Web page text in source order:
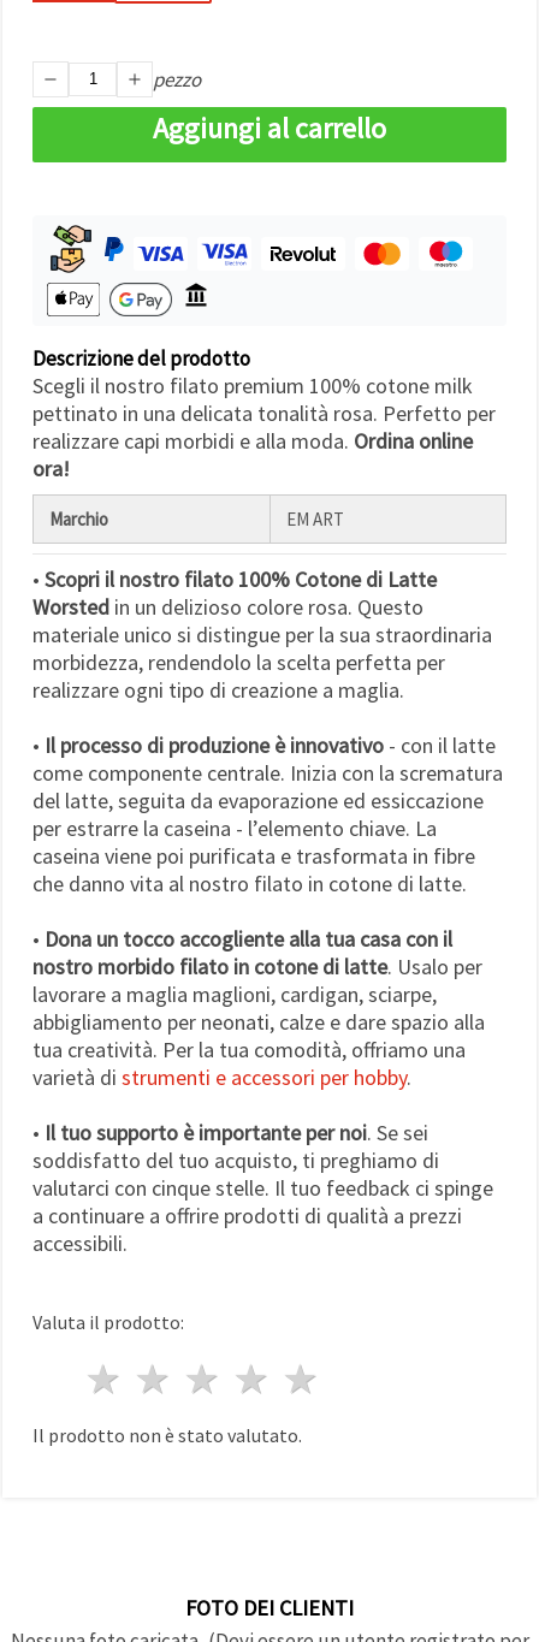
la nostra
l'Informativa
privacy.
verranno
tecnicamente
necessari.
https://www.em-
art.it/information/about-
cookies
Accetta
tutto
Impostazioni
pezzo
Aggiungi al carrello
Descrizione del prodotto
Scegli il nostro filato premium 100% cotone milk
pettinato in una delicata tonalità rosa. Perfetto per
realizzare capi morbidi e alla moda. Ordina online
ora!
Marchio EM ART
• Scopri il nostro filato 100% Cotone di Latte
Worsted in un delizioso colore rosa. Questo
materiale unico si distingue per la sua straordinaria
morbidezza, rendendolo la scelta perfetta per
realizzare ogni tipo di creazione a maglia.
• Il processo di produzione è innovativo - con il latte
come componente centrale. Inizia con la scrematura
del latte, seguita da evaporazione ed essiccazione
per estrarre la caseina - l’elemento chiave. La
caseina viene poi purificata e trasformata in fibre
che danno vita al nostro filato in cotone di latte.
• Dona un tocco accogliente alla tua casa con il
nostro morbido filato in cotone di latte. Usalo per
lavorare a maglia maglioni, cardigan, sciarpe,
abbigliamento per neonati, calze e dare spazio alla
tua creatività. Per la tua comodità, offriamo una
varietà di strumenti e accessori per hobby.
• Il tuo supporto è importante per noi. Se sei
soddisfatto del tuo acquisto, ti preghiamo di
valutarci con cinque stelle. Il tuo feedback ci spinge
a continuare a offrire prodotti di qualità a prezzi
accessibili.
Valuta il prodotto:
4 stelle
3 stelle
2 stelle
1 stella
Il prodotto non è stato valutato.
FOTO DEI CLIENTI